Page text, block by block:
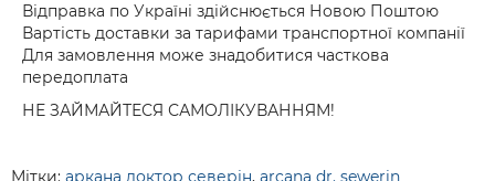
Відправка по Україні здійснюється Новою Поштою
Вартість доставки за тарифами транспортної компанії
Для замовлення може знадобитися часткова
передоплата
НЕ ЗАЙМАЙТЕСЯ САМОЛІКУВАННЯМ!
Мітки: аркана доктор северін, arcana dr. sewerin